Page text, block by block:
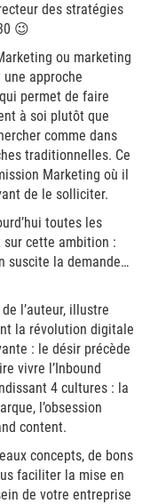
des stratégies
😉
ou marketing
approche
permet de faire
à soi plutôt que
comme dans
traditionnelles. Ce
Marketing où il
de le solliciter.
toutes les
sur cette ambition :
suscite la demande…
l’auteur, illustre
la révolution digitale
: le désir précède
vivre l’Inbound
4 cultures : la
l’obsession
content.
concepts, de bons
faciliter la mise en
de votre entreprise